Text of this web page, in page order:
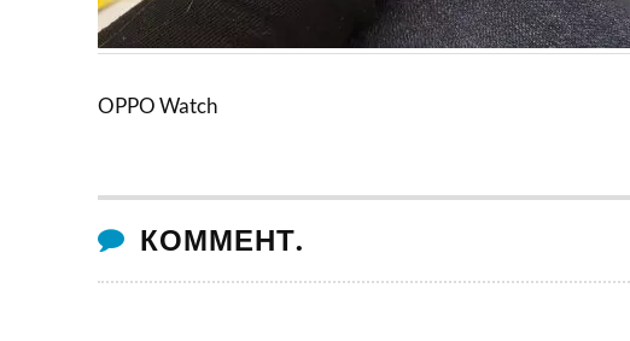
OPPO Watch
КОММЕНТ.